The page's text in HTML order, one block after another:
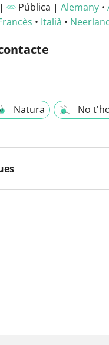
| Pública | Alemany•
• Italià •
Natura No